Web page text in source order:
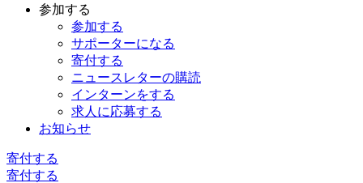
参加する
参加する
サポーターになる
寄付する
ニュースレターの購読
インターンをする
求人に応募する
お知らせ
寄付する
寄付する